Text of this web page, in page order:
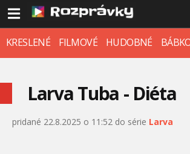
KRESLENÉ FILMOVÉ HUDOBNÉ
Larva Tuba - Diéta
pridané 22.8.2025 o 11:52 do série Larva